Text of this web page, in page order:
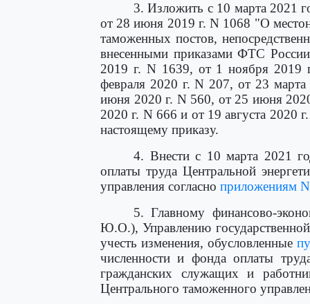
3. Изложить с 10 марта 2021
от 28 июня 2019 г. N 1068 "О
таможенных постов,
внесенными приказами ФТС
2019 г. N 1639, от 1 ноября
февраля 2020 г. N 207, от 23
июня 2020 г. N 560, от 25 июня
2020 г. N 666 и от 19 августа 2020
настоящему приказу.
4. Внести с 10 марта 2021
оплаты труда Центральной
управления согласно приложениям
5. Главному финансово-
Ю.О.), Управлению
учесть изменения, обусловленные
численности и фонда оплаты
гражданских служащих и
Центрального таможенного